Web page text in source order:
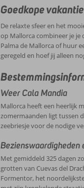
Goedkope
De relaxte sfeer en het
op Mallorca combineer je je
Palma de Mallorca of huur
geregeld en hoef jij alleen
Weer Cala Mandia
Mallorca heeft een heerlijk
zomermaanden ligt tussen
zeebriesje voor de nodige
Bezienswaardigheden
Met gemiddeld 325 dagen
grotten van Cuevas del
Formentor, het